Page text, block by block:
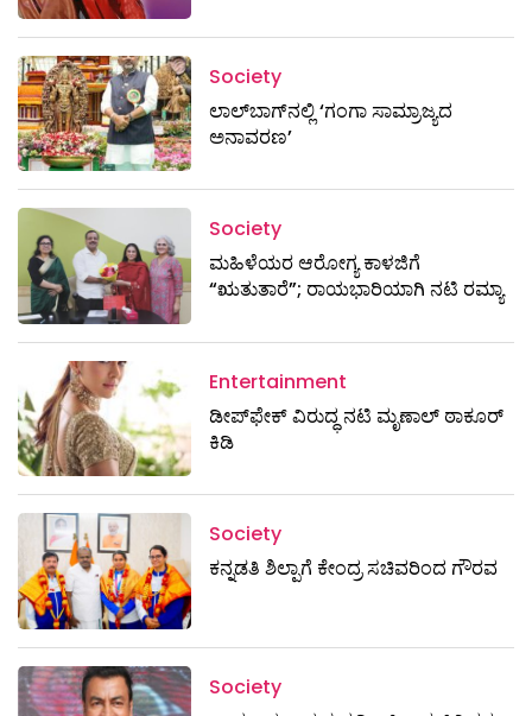
Society
ಲಾಲ್‌ಬಾಗ್‌ನಲ್ಲಿ ‘ಗಂಗಾ ಸಾಮ್ರಾಜ್ಯದ
ಅನಾವರಣ’
Society
ಮಹಿಳೆಯರ ಆರೋಗ್ಯ ಕಾಳಜಿಗೆ
“ಋತುತಾರೆ”; ರಾಯಭಾರಿಯಾಗಿ ನಟಿ ರಮ್ಯಾ
Entertainment
ಡೀಪ್‌ಫೇಕ್ ವಿರುದ್ಧ ನಟಿ ಮೃಣಾಲ್ ಠಾಕೂರ್
ಕಿಡಿ
Society
ಕನ್ನಡತಿ ಶಿಲ್ಪಾಗೆ ಕೇಂದ್ರ ಸಚಿವರಿಂದ ಗೌರವ
Society